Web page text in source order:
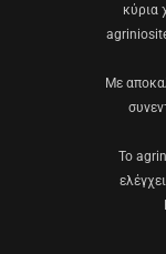
κύρια
Με
Το